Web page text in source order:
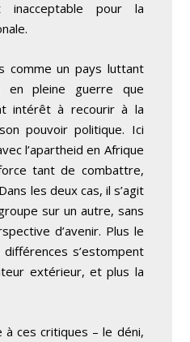
pour la
comme un pays luttant
en pleine guerre que
intérêt à recourir à la
pouvoir politique. Ici
l’apartheid en Afrique
tant de combattre,
les deux cas, il s’agit
sur un autre, sans
d’avenir. Plus le
s’estompent
extérieur, et plus la
à ces critiques – le déni,